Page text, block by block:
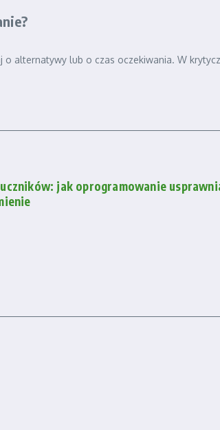
alternatywy lub o czas oczekiwania. W
jak oprogramowanie